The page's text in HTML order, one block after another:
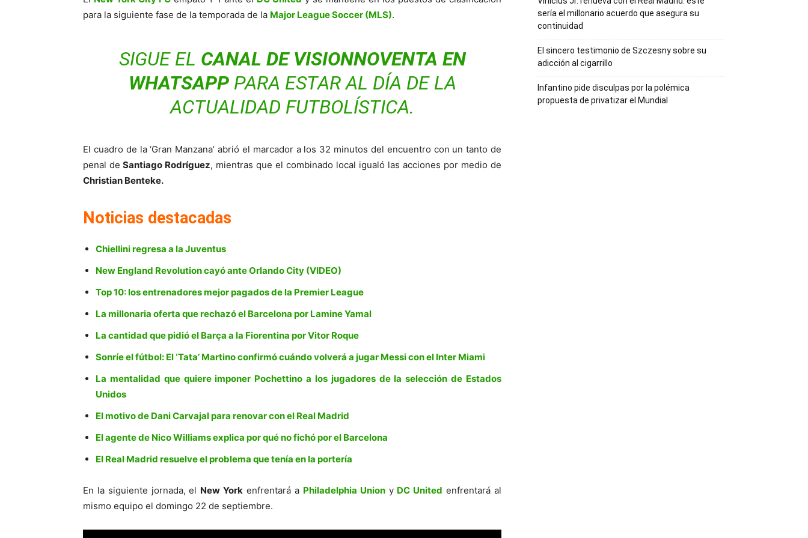
para la siguiente fase de la temporada de la Major League Soccer (MLS).
SIGUE EL CANAL DE VISIONNOVENTA EN
WHATSAPPPARA ESTAR AL DÍA DE LA
ACTUALIDAD FUTBOLÍSTICA.
El cuadro de la ‘Gran Manzana’ abrió el marcador a los 32 minutos del encuentro con un tanto de
penal de Santiago Rodríguez, mientras que el combinado local igualó las acciones por medio de
Christian Benteke.
Noticias destacadas
Chiellini regresa a la Juventus
New England Revolution cayó ante Orlando City (VIDEO)
Top 10: los entrenadores mejor pagados de la Premier League
La millonaria oferta que rechazó el Barcelona por Lamine Yamal
La cantidad que pidió el Barça a la Fiorentina por Vitor Roque
Sonríe el fútbol: El ‘Tata’ Martino confirmó cuándo volverá a jugar Messi con el Inter Miami
La mentalidad que quiere imponer Pochettino a los jugadores de la selección de Estados
Unidos
El motivo de Dani Carvajal para renovar con el Real Madrid
El agente de Nico Williams explica por qué no fichó por el Barcelona
El Real Madrid resuelve el problema que tenía en la portería
En la siguiente jornada, el New York enfrentará a Philadelphia Uniony DC United enfrentará al
mismo equipo el domingo 22 de septiembre.
sería el millonario acuerdo que asegura su
continuidad
El sincero testimonio de Szczesny sobre su
adicción al cigarrillo
Infantino pide disculpas por la polémica
propuesta de privatizar el Mundial